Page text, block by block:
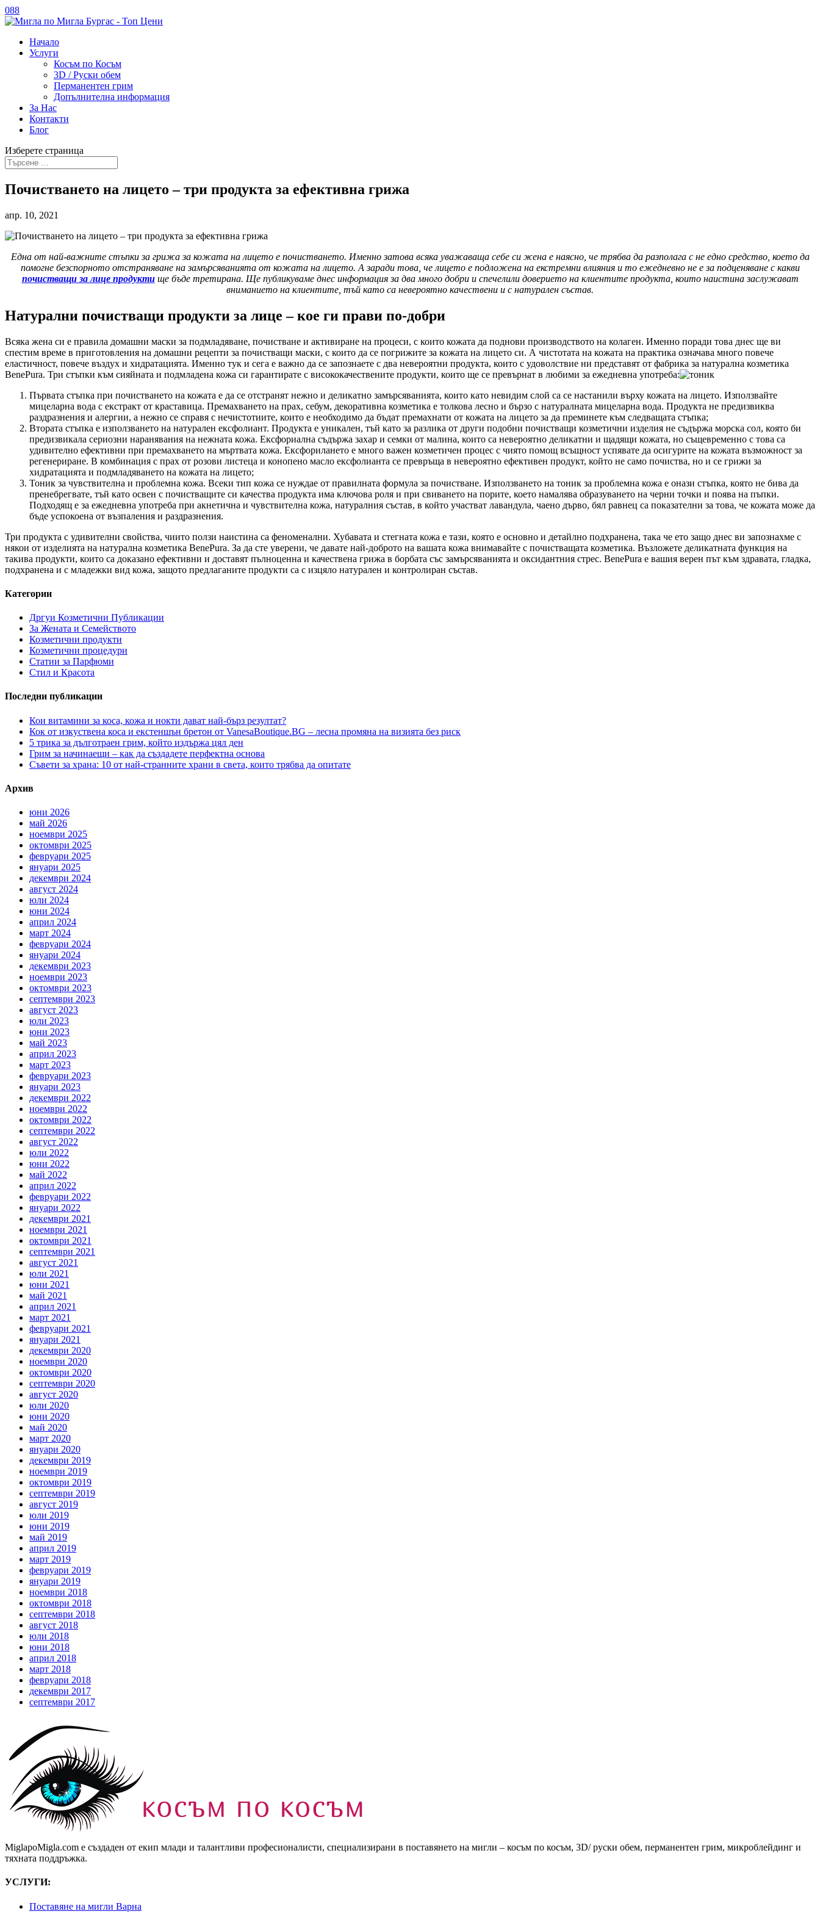
088
Начало
Услуги
Косъм по Косъм
3D / Руски обем
Перманентен грим
Допълнителна информация
За Нас
Контакти
Блог
Изберете страница
Почистването на лицето – три продукта за ефективна грижа
апр. 10, 2021
Една от най-важните стъпки за грижа за кожата на лицето е почистването. Именно затова всяка уважаваща себе си жена е наясно, че трябва да разполага с не едно средство, което да
помогне безспорното отстраняване на замърсяванията от кожата на лицето. А заради това, че лицето е подложена на екстремни влияния и то ежедневно не е за подценяване с какви
почистващи за лице продуктище бъде третирана. Ще публикуваме днес информация за два много добри и спечелили доверието на клиентите продукта, които наистина заслужават
вниманието на клиентите, тъй като са невероятно качествени и с натурален състав.
Натурални почистващи продукти за лице – кое ги прави по-добри
Всяка жена си е правила домашни маски за подмладяване, почистване и активиране на процеси, с които кожата да поднови производството на колаген. Именно поради това днес ще ви
спестим време в приготовления на домашни рецепти за почистващи маски, с които да се погрижите за кожата на лицето си. А чистотата на кожата на практика означава много повече
еластичност, повече въздух и хидратацията. Именно тук и сега е важно да се запознаете с два невероятни продукта, които с удоволствие ни представят от фабрика за натурална козметика
BenePura. Три стъпки към сияйната и подмладена кожа си гарантирате с висококачествените продукти, които ще се превърнат в любими за ежедневна употреба:
Първата стъпка при почистването на кожата е да се отстранят нежно и деликатно замърсяванията, които като невидим слой са се настанили върху кожата на лицето. Използвайте
мицеларна вода с екстракт от краставица. Премахването на прах, себум, декоративна козметика е толкова лесно и бързо с натуралната мицеларна вода. Продукта не предизвиква
раздразнения и алергии, а нежно се справя с нечистотиите, които е необходимо да бъдат премахнати от кожата на лицето за да преминете към следващата стъпка;
Втората стъпка е използването на натурален ексфолиант. Продукта е уникален, тъй като за разлика от други подобни почистващи козметични изделия не съдържа морска сол, която би
предизвикала сериозни наранявания на нежната кожа. Ексфориална съдържа захар и семки от малина, които са невероятно деликатни и щадящи кожата, но същевременно с това са
удивително ефективни при премахването на мъртвата кожа. Ексфорилането е много важен козметичен процес с чиято помощ всъщност успявате да осигурите на кожата възможност за
регенериране. В комбинация с прах от розови листеца и конопено масло ексфолианта се превръща в невероятно ефективен продукт, който не само почиства, но и се грижи за
хидратацията и подмладяването на кожата на лицето;
Тоник за чувствителна и проблемна кожа. Всеки тип кожа се нуждае от правилната формула за почистване. Използването на тоник за проблемна кожа е онази стъпка, която не бива да
пренебрегвате, тъй като освен с почистващите си качества продукта има ключова роля и при свиването на порите, което намалява образуването на черни точки и поява на пъпки.
Подходящ е за ежедневна употреба при акнетична и чувствителна кожа, натуралния състав, в който участват лавандула, чаено дърво, бял равнец са показателни за това, че кожата може да
бъде успокоена от възпаления и раздразнения.
Три продукта с удивителни свойства, чиито ползи наистина са феноменални. Хубавата и стегната кожа е тази, която е основно и детайлно подхранена, така че ето защо днес ви запознахме с
някои от изделията на натурална козметика BenePura. За да сте уверени, че давате най-доброто на вашата кожа внимавайте с почистващата козметика. Възложете деликатната функция на
такива продукти, които са доказано ефективни и доставят пълноценна и качествена грижа в борбата със замърсяванията и оксидантния стрес. BenePura е вашия верен път към здравата, гладка,
подхранена и с младежки вид кожа, защото предлаганите продукти са с изцяло натурален и контролиран състав.
Категории
Дргуи Козметични Публикации
За Жената и Семейството
Козметични продукти
Козметични процедури
Статии за Парфюми
Стил и Красота
Последни публикации
Кои витамини за коса, кожа и нокти дават най-бърз резултат?
Кок от изкуствена коса и екстеншън бретон от VanesaBoutique.BG – лесна промяна на визията без риск
5 трика за дълготраен грим, който издържа цял ден
Грим за начинаещи – как да създадете перфектна основа
Съвети за храна: 10 от най-странните храни в света, които трябва да опитате
Архив
юни 2026
май 2026
ноември 2025
октомври 2025
февруари 2025
януари 2025
декември 2024
август 2024
юли 2024
юни 2024
април 2024
март 2024
февруари 2024
януари 2024
декември 2023
ноември 2023
октомври 2023
септември 2023
август 2023
юли 2023
юни 2023
май 2023
април 2023
март 2023
февруари 2023
януари 2023
декември 2022
ноември 2022
октомври 2022
септември 2022
август 2022
юли 2022
юни 2022
май 2022
април 2022
февруари 2022
януари 2022
декември 2021
ноември 2021
октомври 2021
септември 2021
август 2021
юли 2021
юни 2021
май 2021
април 2021
март 2021
февруари 2021
януари 2021
декември 2020
ноември 2020
октомври 2020
септември 2020
август 2020
юли 2020
юни 2020
май 2020
март 2020
януари 2020
декември 2019
ноември 2019
октомври 2019
септември 2019
август 2019
юли 2019
юни 2019
май 2019
април 2019
март 2019
февруари 2019
януари 2019
ноември 2018
октомври 2018
септември 2018
август 2018
юли 2018
юни 2018
април 2018
март 2018
февруари 2018
декември 2017
септември 2017
MiglapoMigla.com е създаден от екип млади и талантливи професионалисти, специализирани в поставянето на мигли – косъм по косъм, 3D/ руски обем, перманентен грим, микроблейдинг и
тяхната поддръжка.
УСЛУГИ:
Поставяне на мигли Варна